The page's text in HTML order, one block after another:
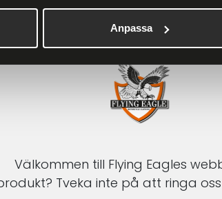
Anpassa
Välkommen till Flying Eagles
Tveka inte på att ringa